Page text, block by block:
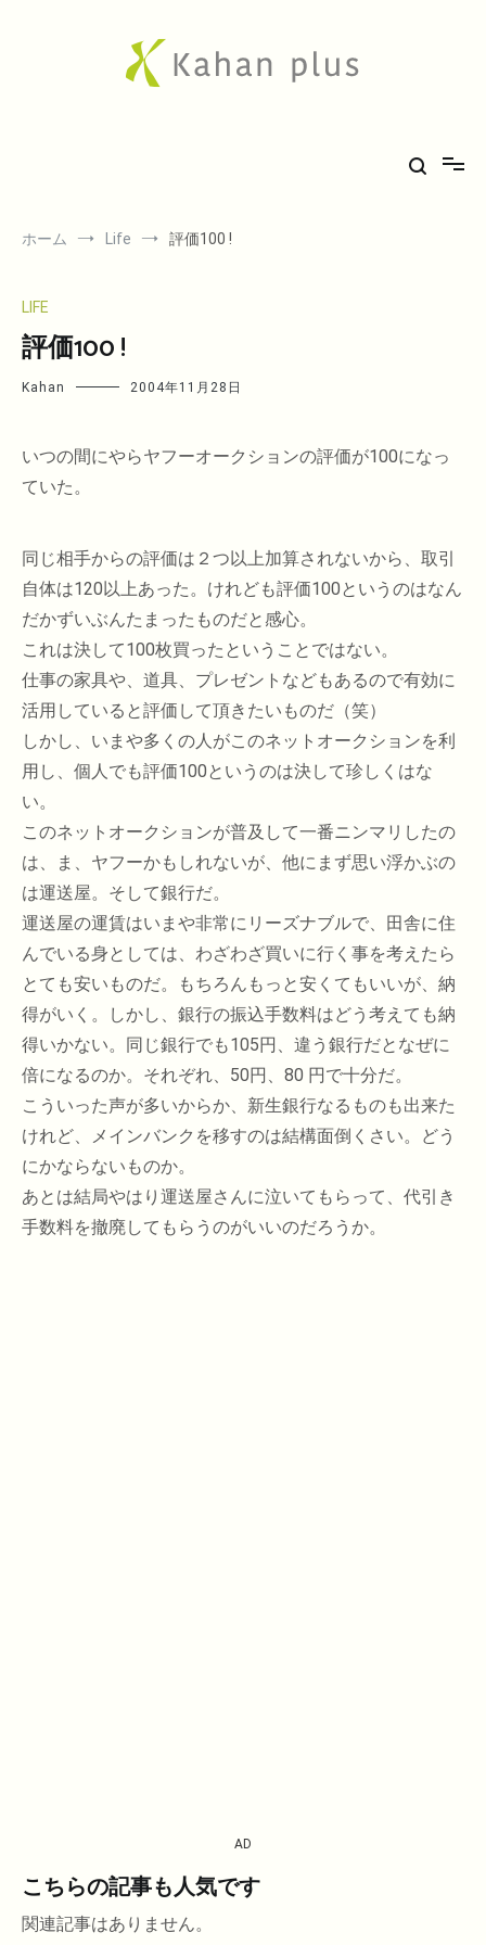
ホーム Life 評価100 !
LIFE
評価100 !
Kahan 2004年11月28日
いつの間にやらヤフーオークションの評価が100になっ
ていた。
同じ相手からの評価は２つ以上加算されないから、取引
自体は120以上あった。けれども評価100というのはなん
だかずいぶんたまったものだと感心。
これは決して100枚買ったということではない。
仕事の家具や、道具、プレゼントなどもあるので有効に
活用していると評価して頂きたいものだ（笑）
しかし、いまや多くの人がこのネットオークションを利
用し、個人でも評価100というのは決して珍しくはな
い。
このネットオークションが普及して一番ニンマリしたの
は、ま、ヤフーかもしれないが、他にまず思い浮かぶの
は運送屋。そして銀行だ。
運送屋の運賃はいまや非常にリーズナブルで、田舎に住
んでいる身としては、わざわざ買いに行く事を考えたら
とても安いものだ。もちろんもっと安くてもいいが、納
得がいく。しかし、銀行の振込手数料はどう考えても納
得いかない。同じ銀行でも105円、違う銀行だとなぜに
倍になるのか。それぞれ、50円、80 円で十分だ。
こういった声が多いからか、新生銀行なるものも出来た
けれど、メインバンクを移すのは結構面倒くさい。どう
にかならないものか。
あとは結局やはり運送屋さんに泣いてもらって、代引き
手数料を撤廃してもらうのがいいのだろうか。
AD
こちらの記事も人気です
関連記事はありません。